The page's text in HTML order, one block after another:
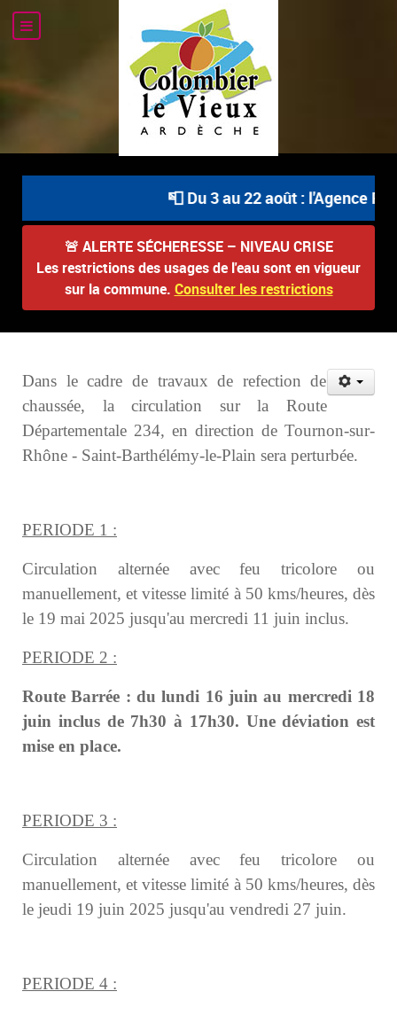
📮 Du 3 au 22 août : l'Agence
🚨 ALERTE SÉCHERESSE – NIVEAU CRISE
Les restrictions des usages de l'eau sont en vigueur
sur la commune. Consulter les restrictions
Dans le cadre de travaux de refection de
chaussée, la circulation sur la Route
Départementale 234, en direction de Tournon-sur-
Rhône - Saint-Barthélémy-le-Plain sera perturbée.
PERIODE 1 :
Circulation alternée avec feu tricolore ou
manuellement, et vitesse limité à 50 kms/heures, dès
le 19 mai 2025 jusqu'au mercredi 11 juin inclus.
PERIODE 2 :
Route Barrée : du lundi 16 juin au mercredi 18
juin inclus de 7h30 à 17h30. Une déviation est
mise en place.
PERIODE 3 :
Circulation alternée avec feu tricolore ou
manuellement, et vitesse limité à 50 kms/heures, dès
le jeudi 19 juin 2025 jusqu'au vendredi 27 juin.
PERIODE 4 :